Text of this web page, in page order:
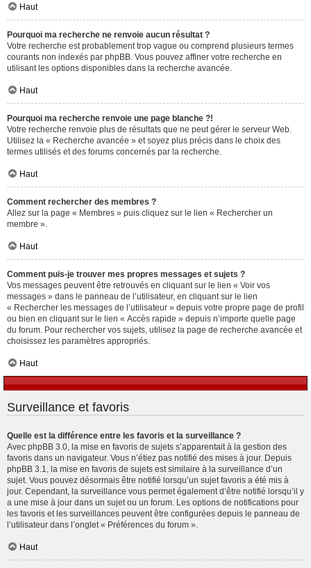
Haut
Pourquoi ma recherche ne renvoie aucun résultat ?
Votre recherche est probablement trop vague ou comprend plusieurs termes
courants non indexés par phpBB. Vous pouvez affiner votre recherche en
utilisant les options disponibles dans la recherche avancée.
Haut
Pourquoi ma recherche renvoie une page blanche ?!
Votre recherche renvoie plus de résultats que ne peut gérer le serveur Web.
Utilisez la « Recherche avancée » et soyez plus précis dans le choix des
termes utilisés et des forums concernés par la recherche.
Haut
Comment rechercher des membres ?
Allez sur la page « Membres » puis cliquez sur le lien « Rechercher un
membre ».
Haut
Comment puis-je trouver mes propres messages et sujets ?
Vos messages peuvent être retrouvés en cliquant sur le lien « Voir vos
messages » dans le panneau de l’utilisateur, en cliquant sur le lien
« Rechercher les messages de l’utilisateur » depuis votre propre page de profil
ou bien en cliquant sur le lien « Accès rapide » depuis n’importe quelle page
du forum. Pour rechercher vos sujets, utilisez la page de recherche avancée et
choisissez les paramètres appropriés.
Haut
Surveillance et favoris
Quelle est la différence entre les favoris et la surveillance ?
Avec phpBB 3.0, la mise en favoris de sujets s’apparentait à la gestion des
favoris dans un navigateur. Vous n’étiez pas notifié des mises à jour. Depuis
phpBB 3.1, la mise en favoris de sujets est similaire à la surveillance d’un
sujet. Vous pouvez désormais être notifié lorsqu’un sujet favoris a été mis à
jour. Cependant, la surveillance vous permet également d’être notifié lorsqu’il y
a une mise à jour dans un sujet ou un forum. Les options de notifications pour
les favoris et les surveillances peuvent être configurées depuis le panneau de
l’utilisateur dans l’onglet « Préférences du forum ».
Haut